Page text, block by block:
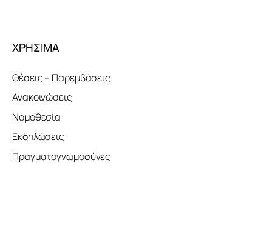
ΧΡΗΣΙΜΑ
Θέσεις – Παρεμβάσεις
Ανακοινώσεις
Νομοθεσία
Εκδηλώσεις
Πραγματογνωμοσύνες